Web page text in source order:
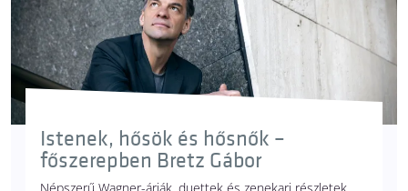
Istenek, hősök és hősnők –
főszerepben Bretz Gábor